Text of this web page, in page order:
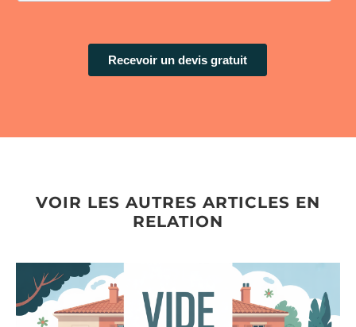
VOIR LES AUTRES ARTICLES EN
RELATION